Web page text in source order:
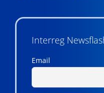
Interreg
Email